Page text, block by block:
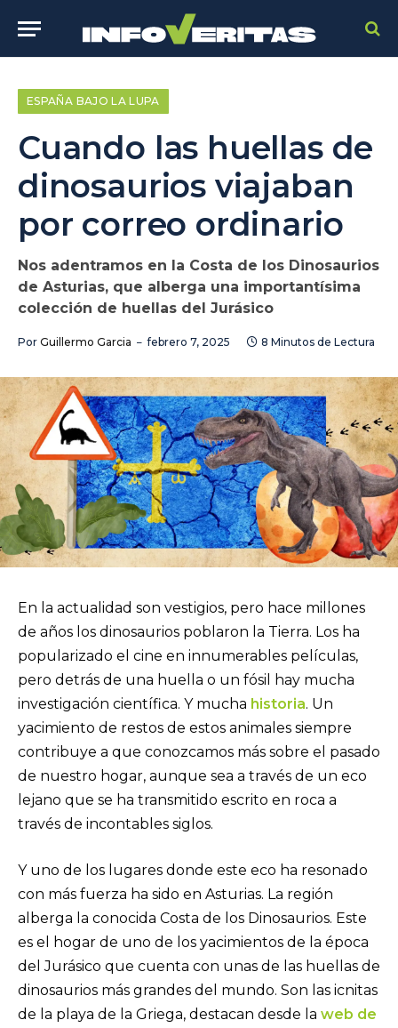
ESPAÑA BAJO LA LUPA
Cuando las huellas de
dinosaurios viajaban
por correo ordinario
Nos adentramos en la Costa de los Dinosaurios
de Asturias, que alberga una importantísima
colección de huellas del Jurásico
Por Guillermo Garcia febrero 7, 2025 8 Minutos de Lectura
En la actualidad son vestigios, pero hace millones
de años los dinosaurios poblaron la Tierra. Los ha
popularizado el cine en innumerables películas,
pero detrás de una huella o un fósil hay mucha
investigación científica. Y mucha historia. Un
yacimiento de restos de estos animales siempre
contribuye a que conozcamos más sobre el pasado
de nuestro hogar, aunque sea a través de un eco
lejano que se ha transmitido escrito en roca a
través de incontables siglos.
Y uno de los lugares donde este eco ha resonado
con más fuerza ha sido en Asturias. La región
alberga la conocida Costa de los Dinosaurios. Este
es el hogar de uno de los yacimientos de la época
del Jurásico que cuenta con unas de las huellas de
dinosaurios más grandes del mundo. Son las icnitas
de la playa de la Griega, destacan desde la web de